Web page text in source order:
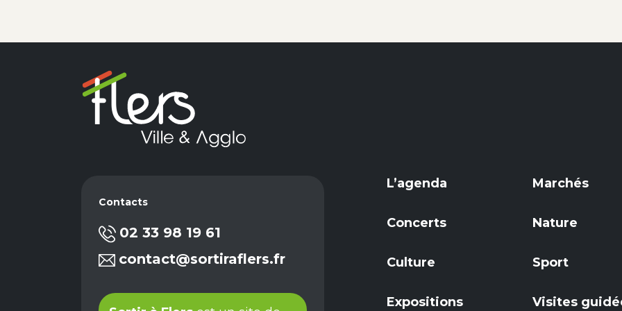
Contacts
02 33 98 19 61
contact@sortiraflers.fr
L’agenda
Concerts
Culture
Expositions
Marchés
Nature
Sport
Visites